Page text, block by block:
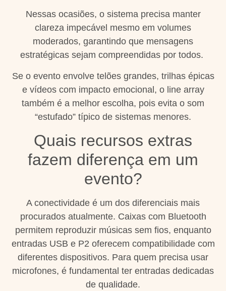
Nessas ocasiões, o sistema precisa manter
clareza impecável mesmo em volumes
moderados, garantindo que mensagens
estratégicas sejam compreendidas por todos.
Se o evento envolve telões grandes, trilhas épicas
e vídeos com impacto emocional, o line array
também é a melhor escolha, pois evita o som
“estufado” típico de sistemas menores.
Quais recursos extras
fazem diferença em um
evento?
A conectividade é um dos diferenciais mais
procurados atualmente. Caixas com Bluetooth
permitem reproduzir músicas sem fios, enquanto
entradas USB e P2 oferecem compatibilidade com
diferentes dispositivos. Para quem precisa usar
microfones, é fundamental ter entradas dedicadas
de qualidade.